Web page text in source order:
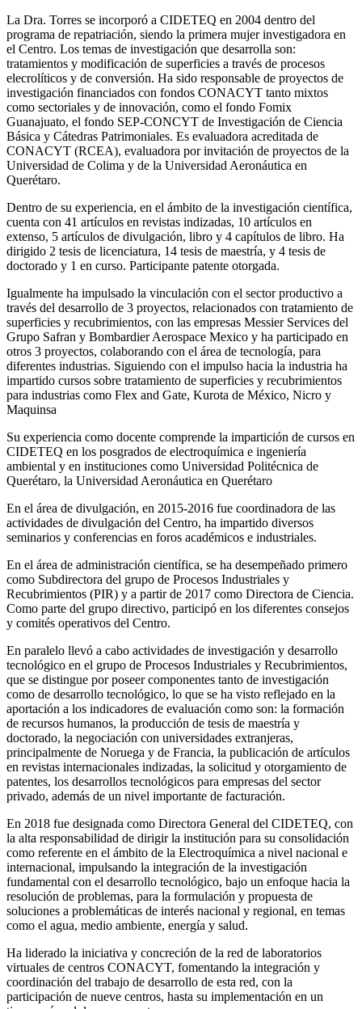
La Dra. Torres se incorporó a CIDETEQ en 2004 dentro del
programa de repatriación, siendo la primera mujer investigadora en
el Centro. Los temas de investigación que desarrolla son:
tratamientos y modificación de superficies a través de procesos
elecrolíticos y de conversión. Ha sido responsable de proyectos de
investigación financiados con fondos CONACYT tanto mixtos
como sectoriales y de innovación, como el fondo Fomix
Guanajuato, el fondo SEP-CONCYT de Investigación de Ciencia
Básica y Cátedras Patrimoniales. Es evaluadora acreditada de
CONACYT (RCEA), evaluadora por invitación de proyectos de la
Universidad de Colima y de la Universidad Aeronáutica en
Querétaro.
Dentro de su experiencia, en el ámbito de la investigación científica,
cuenta con 41 artículos en revistas indizadas, 10 artículos en
extenso, 5 artículos de divulgación, libro y 4 capítulos de libro. Ha
dirigido 2 tesis de licenciatura, 14 tesis de maestría, y 4 tesis de
doctorado y 1 en curso. Participante patente otorgada.
Igualmente ha impulsado la vinculación con el sector productivo a
través del desarrollo de 3 proyectos, relacionados con tratamiento de
superficies y recubrimientos, con las empresas Messier Services del
Grupo Safran y Bombardier Aerospace Mexico y ha participado en
otros 3 proyectos, colaborando con el área de tecnología, para
diferentes industrias. Siguiendo con el impulso hacia la industria ha
impartido cursos sobre tratamiento de superficies y recubrimientos
para industrias como Flex and Gate, Kurota de México, Nicro y
Maquinsa
Su experiencia como docente comprende la impartición de cursos en
CIDETEQ en los posgrados de electroquímica e ingeniería
ambiental y en instituciones como Universidad Politécnica de
Querétaro, la Universidad Aeronáutica en Querétaro
En el área de divulgación, en 2015-2016 fue coordinadora de las
actividades de divulgación del Centro, ha impartido diversos
seminarios y conferencias en foros académicos e industriales.
En el área de administración científica, se ha desempeñado primero
como Subdirectora del grupo de Procesos Industriales y
Recubrimientos (PIR) y a partir de 2017 como Directora de Ciencia.
Como parte del grupo directivo, participó en los diferentes consejos
y comités operativos del Centro.
En paralelo llevó a cabo actividades de investigación y desarrollo
tecnológico en el grupo de Procesos Industriales y Recubrimientos,
que se distingue por poseer componentes tanto de investigación
como de desarrollo tecnológico, lo que se ha visto reflejado en la
aportación a los indicadores de evaluación como son: la formación
de recursos humanos, la producción de tesis de maestría y
doctorado, la negociación con universidades extranjeras,
principalmente de Noruega y de Francia, la publicación de artículos
en revistas internacionales indizadas, la solicitud y otorgamiento de
patentes, los desarrollos tecnológicos para empresas del sector
privado, además de un nivel importante de facturación.
En 2018 fue designada como Directora General del CIDETEQ, con
la alta responsabilidad de dirigir la institución para su consolidación
como referente en el ámbito de la Electroquímica a nivel nacional e
internacional, impulsando la integración de la investigación
fundamental con el desarrollo tecnológico, bajo un enfoque hacia la
resolución de problemas, para la formulación y propuesta de
soluciones a problemáticas de interés nacional y regional, en temas
como el agua, medio ambiente, energía y salud.
Ha liderado la iniciativa y concreción de la red de laboratorios
virtuales de centros CONACYT, fomentando la integración y
coordinación del trabajo de desarrollo de esta red, con la
participación de nueve centros, hasta su implementación en un